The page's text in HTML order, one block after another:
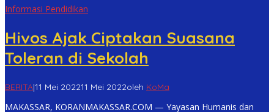
Informasi Pendidikan
Hivos Ajak Ciptakan Suasana
Toleran di Sekolah
BERITA|11 Mei 202211 Mei 2022oleh KoMa
MAKASSAR, KORANMAKASSAR.COM — Yayasan Humanis dan